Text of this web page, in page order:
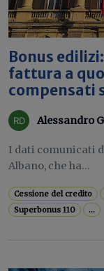
Bonus
fattura a
compensati
Alessandro
I dati comunicati
Albano, che ha...
Cessione del credito
Superbonus 110
...